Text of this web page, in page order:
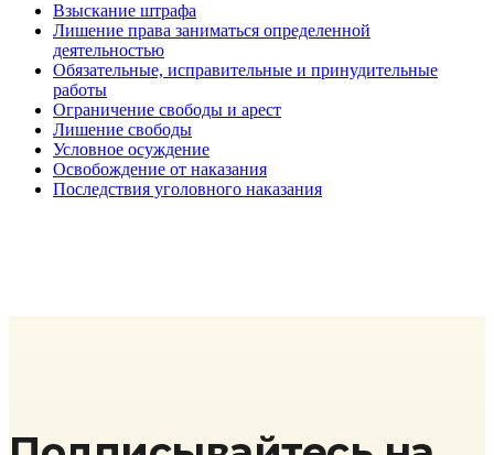
Взыскание штрафа
Лишение права заниматься определенной
деятельностью
Обязательные, исправительные и принудительные
работы
Ограничение свободы и арест
Лишение свободы
Условное осуждение
Освобождение от наказания
Последствия уголовного наказания